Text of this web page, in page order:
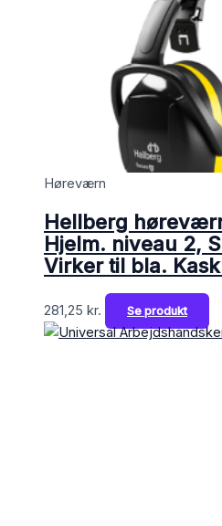
Høreværn
Hellberg
Hjelm. niveau 2,
Virker til bla.
281,25 kr. Se produkt